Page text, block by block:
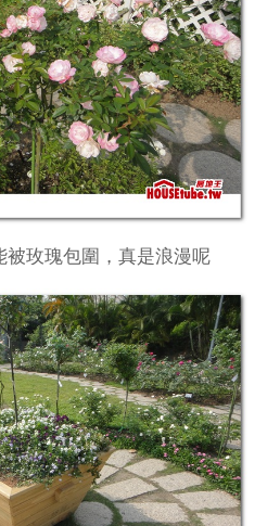
被玫瑰包圍，真是浪漫呢